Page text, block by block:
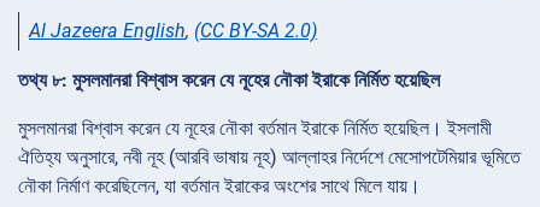
Al Jazeera English, (CC BY-SA 2.0)
তথ্য ৮: মুসলমানরা বিশ্বাস করেন যে নূহের নৌকা ইরাকে নির্মিত হয়েছিল
মুসলমানরা বিশ্বাস করেন যে নূহের নৌকা বর্তমান ইরাকে নির্মিত হয়েছিল। ইসলামী
ঐতিহ্য অনুসারে, নবী নূহ (আরবি ভাষায় নূহ) আল্লাহর নির্দেশে মেসোপটেমিয়ার ভূমিতে
নৌকা নির্মাণ করেছিলেন, যা বর্তমান ইরাকের অংশের সাথে মিলে যায়।